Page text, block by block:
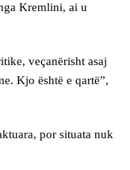
Kremlini, ai u
veçanërisht asaj
Kjo është e qartë”,
por situata nuk